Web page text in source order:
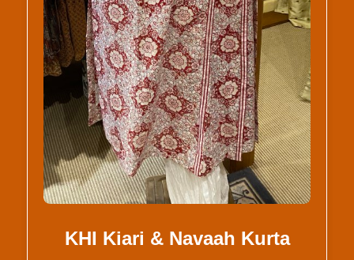
KHI Kiari & Navaah Kurta